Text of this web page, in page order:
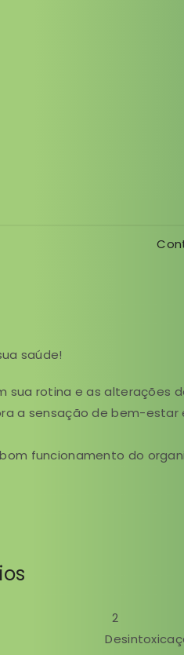
saúde!
sua rotina e as alterações
a sensação de bem-estar
funcionamento do
2